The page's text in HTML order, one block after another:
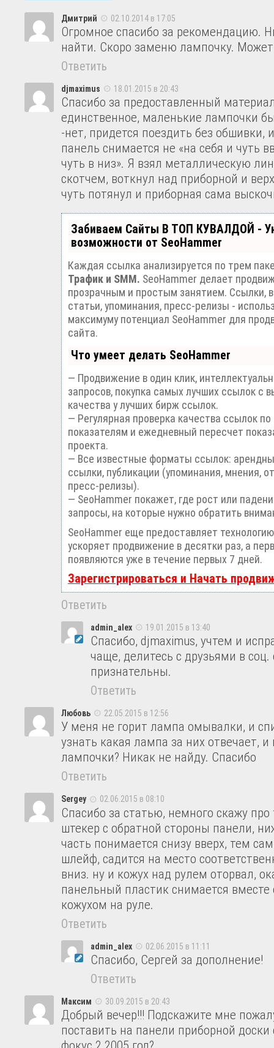
Дмитрий 02.10.2014 в 17:05
Огромное спасибо за рекомендацию.
найти. Скоро заменю лампочку. Может
Ответить
djmaximus 18.01.2015 в 20:43
Спасибо за предоставленный
единственное, маленькие лампочки
-нет, придется поездить без обшивки,
панель снимается не «на себя и чуть
чуть в низ». Я взял металлическую
скотчем, воткнул над приборной и
чуть потянул и приборная сама
Забиваем Сайты В ТОП КУВАЛДОЙ -
возможности от SeoHammer
Каждая ссылка анализируется по трем
Трафик и SMM. SeoHammer делает
прозрачным и простым занятием. Ссылки,
статьи, упоминания, пресс-релизы -
максимуму потенциал SeoHammer для
сайта.
Что умеет делать SeoHammer
— Продвижение в один клик,
запросов, покупка самых лучших ссылок с
качества у лучших бирж ссылок.
— Регулярная проверка качества ссылок
показателям и ежедневный пересчет
проекта.
— Все известные форматы ссылок:
ссылки, публикации (упоминания, мнения,
пресс-релизы).
— SeoHammer покажет, где рост или
запросы, на которые нужно обратить
SeoHammer еще предоставляет
ускоряет продвижение в десятки раз, а
появляются уже в течение первых 7 дней.
Зарегистрироваться и Начать
Ответить
admin_alex 19.01.2015 в 13:40
Спасибо, djmaximus, учтем и
чаще, делитесь с друзьями в соц.
признательны.
Ответить
Любовь 22.05.2015 в 12:56
У меня не горит лампа омывалки, и
узнать какая лампа за них отвечает, и
лампочки? Никак не найду. Спасибо
Ответить
Sergey 02.06.2015 в 08:10
Спасибо за статью, немного скажу про
штекер с обратной стороны панели,
часть понимается снизу вверх, тем
шлейф, садится на место
вниз. ну и кожух над рулем оторвал,
панельный пластик снимается вместе
кожухом на руле.
Ответить
admin_alex 02.06.2015 в 11:11
Спасибо, Сергей за дополнение!
Ответить
Максим 30.09.2015 в 20:43
Добрый вечер!!! Подскажите мне
поставить на панели приборной